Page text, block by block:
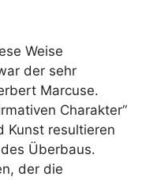
Weise
der sehr
Marcuse.
Charakter“
Kunst resultieren
Überbaus.
der die